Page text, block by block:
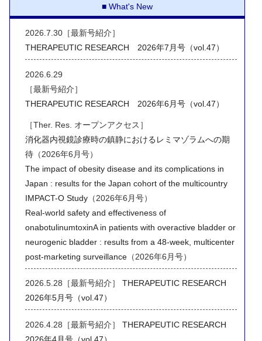
What's New
2026.7.30［最新号紹介］
THERAPEUTIC RESEARCH 2026年7月号（vol.47）
2026.6.29
［最新号紹介］
THERAPEUTIC RESEARCH 2026年6月号（vol.47）
［Ther. Res. オープンアクセス］
消化器内視鏡診療時の鎮静におけるレミマゾラムへの期
待（2026年6月号）
The impact of obesity disease and its complications in
Japan : results for the Japan cohort of the multicountry
IMPACT-O Study（2026年6月号）
Real-world safety and effectiveness of
onabotulinumtoxinA in patients with overactive bladder or
neurogenic bladder : results from a 48-week, multicenter
post-marketing surveillance（2026年6月号）
2026.5.28［最新号紹介］ THERAPEUTIC RESEARCH
2026年5月号（vol.47）
2026.4.28［最新号紹介］ THERAPEUTIC RESEARCH
2026年4月号（vol.47）